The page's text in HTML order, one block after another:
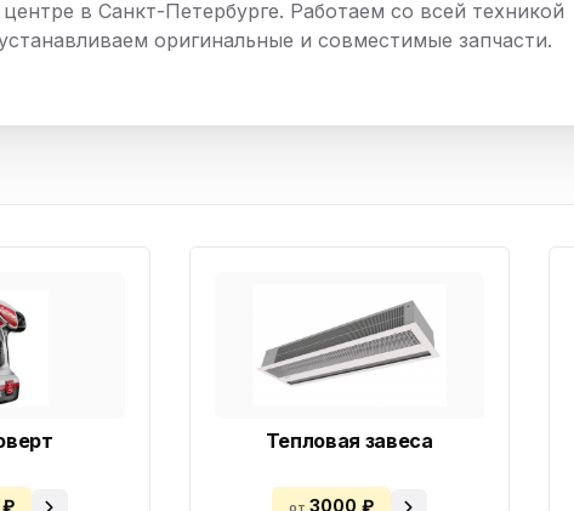
Вентиляция Осушитель воздуха
в Санкт-Петербурге. Работаем со всей техникой
оригинальные и совместимые запчасти.
₽
Тепловая завеса
от 3000 ₽